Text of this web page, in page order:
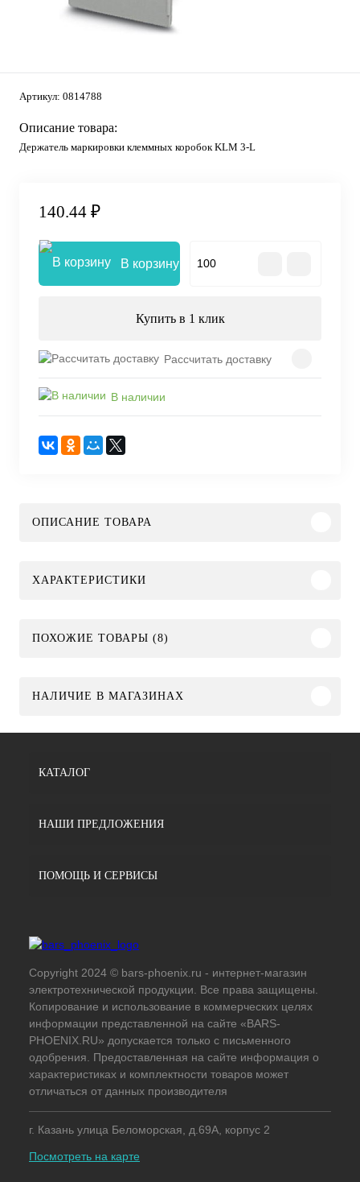
Артикул: 0814788
Описание товара:
Держатель маркировки клеммных коробок KLM 3-L
140.44 ₽
В корзину
Купить в 1 клик
Рассчитать доставку
В наличии
ОПИСАНИЕ ТОВАРА
ХАРАКТЕРИСТИКИ
ПОХОЖИЕ ТОВАРЫ (8)
НАЛИЧИЕ В МАГАЗИНАХ
КАТАЛОГ
НАШИ ПРЕДЛОЖЕНИЯ
ПОМОЩЬ И СЕРВИСЫ
Copyright 2024 © bars-phoenix.ru - интернет-магазин
электротехнической продукции. Все права защищены.
Копирование и использование в коммерческих целях
информации представленной на сайте «BARS-
PHOENIX.RU» допускается только с письменного
одобрения. Предоставленная на сайте информация о
характеристиках и комплектности товаров может
отличаться от данных производителя
г. Казань улица Беломорская, д.69А, корпус 2
Посмотреть на карте